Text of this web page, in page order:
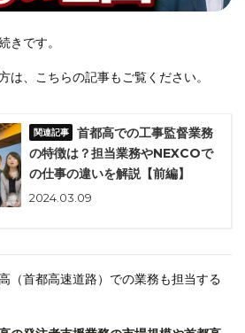
きです。
は、こちらの記事もご覧ください。
首都高での工事監督業務
の特徴は？担当業務やNEXCOで
の仕事の違いを解説【前編】
2024.03.09
（首都高速道路）での業務も担当する